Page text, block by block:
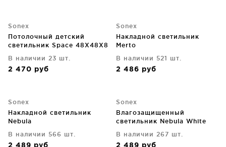
Sonex
Потолочный детский
светильник Space 48X48X8
В наличии 23 шт.
2 470 руб
Sonex
Накладной светильник
Merto
В наличии 521 шт.
2 486 руб
Sonex
Накладной светильник
Nebula
В наличии 566 шт.
2 489 руб
Sonex
Влагозащищенный
светильник Nebula White
В наличии 267 шт.
2 489 руб